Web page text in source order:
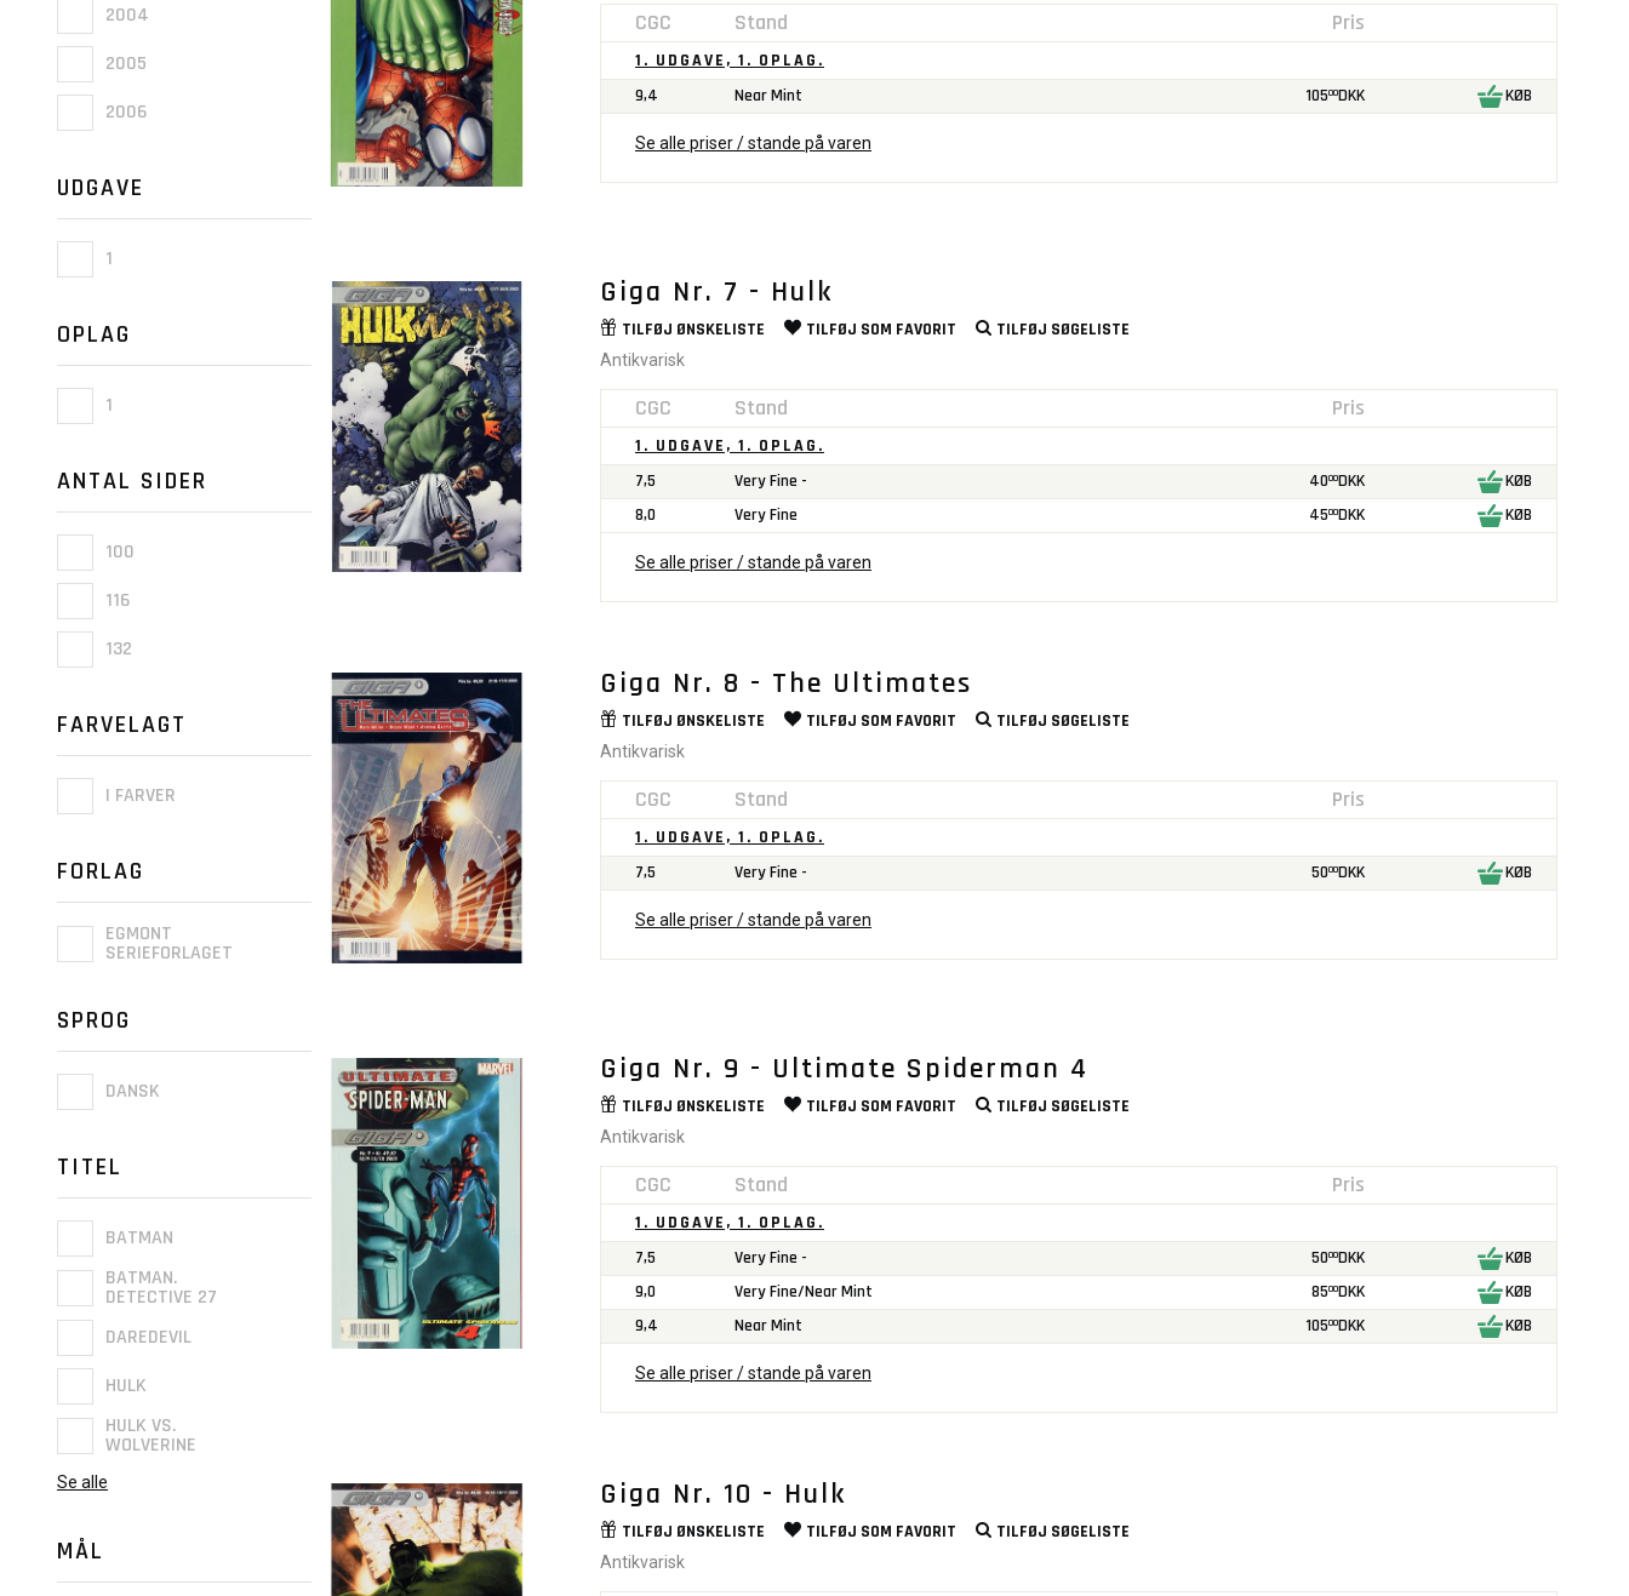
2004
2005
2006
UDGAVE
1
OPLAG
1
ANTAL SIDER
100
116
132
FARVELAGT
I FARVER
FORLAG
EGMONT
SERIEFORLAGET
SPROG
DANSK
TITEL
BATMAN
BATMAN.
DETECTIVE 27
DAREDEVIL
HULK
HULK VS.
WOLVERINE
Se alle
MÅL
CGC Stand Pris
1. UDGAVE, 1. OPLAG.
9,4
Near Mint 10500DKK KØB
Se alle priser / stande på varen
Giga Nr. 7 - Hulk
TILFØJ ØNSKELISTE TILFØJ SOM FAVORIT TILFØJ SØGELISTE
Antikvarisk
CGC Stand Pris
1. UDGAVE, 1. OPLAG.
7,5
Very Fine - 4000DKK
KØB
8,0
Very Fine 4500DKK KØB
Se alle priser / stande på varen
Giga Nr. 8 - The Ultimates
TILFØJ ØNSKELISTE TILFØJ SOM FAVORIT TILFØJ SØGELISTE
Antikvarisk
CGC Stand Pris
1. UDGAVE, 1. OPLAG.
7,5
Very Fine - 5000DKK KØB
Se alle priser / stande på varen
Giga Nr. 9 - Ultimate Spiderman 4
TILFØJ ØNSKELISTE TILFØJ SOM FAVORIT TILFØJ SØGELISTE
Antikvarisk
CGC Stand Pris
1. UDGAVE, 1. OPLAG.
7,5
Very Fine - 5000DKK
KØB
9,0
Very Fine/Near Mint 8500DKK
KØB
9,4
Near Mint 10500DKK KØB
Se alle priser / stande på varen
Giga Nr. 10 - Hulk
TILFØJ ØNSKELISTE TILFØJ SOM FAVORIT TILFØJ SØGELISTE
Antikvarisk